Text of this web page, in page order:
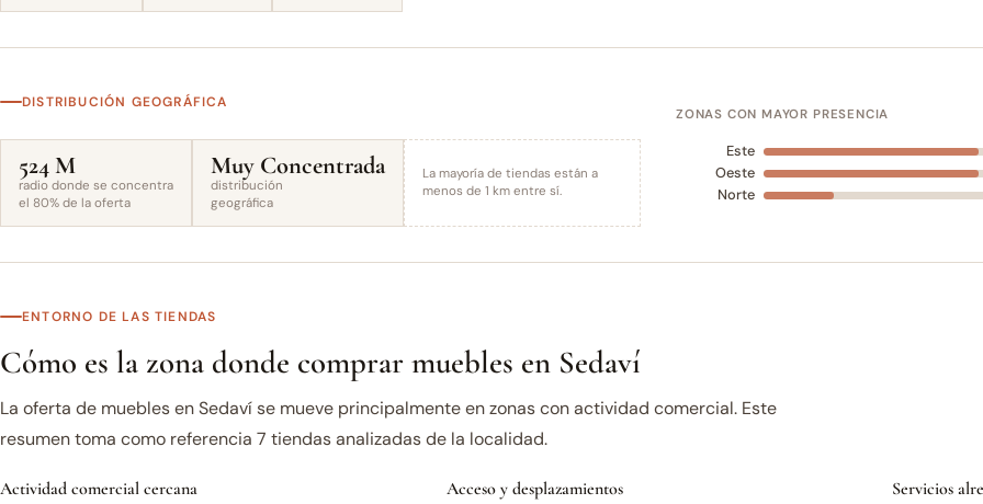
DISTRIBUCIÓN GEOGRÁFICA
524 M
radio donde se concentra
el 80% de la oferta
Muy Concentrada
distribución
geográfica
La mayoría de tiendas están a
menos de 1 km entre sí.
ZONAS CON MAYOR PRESENCIA
Este
Oeste
Norte
ENTORNO DE LAS TIENDAS
Cómo es la zona donde comprar muebles en Sedaví
La oferta de muebles en Sedaví se mueve principalmente en zonas con actividad comercial. Este
resumen toma como referencia 7 tiendas analizadas de la localidad.
Actividad comercial cercana Acceso y desplazamientos Servicios